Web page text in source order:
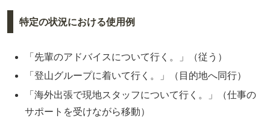
特定の状況における使用例
「先輩のアドバイスについて行く。」（従う）
「登山グループに着いて行く。」（目的地へ同行）
「海外出張で現地スタッフについて行く。」（仕事の
サポートを受けながら移動）